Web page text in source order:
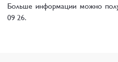
Больше информации можно
09 26.